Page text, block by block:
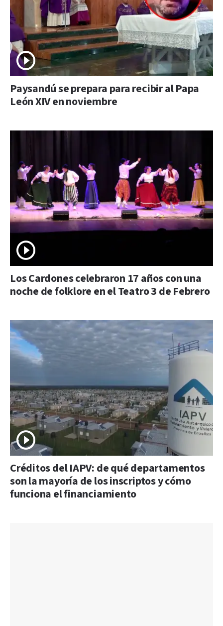
Paysandú se prepara para recibir al Papa
León XIV en noviembre
Los Cardones celebraron 17 años con una
noche de folklore en el Teatro 3 de Febrero
Créditos del IAPV: de qué departamentos
son la mayoría de los inscriptos y cómo
funciona el financiamiento